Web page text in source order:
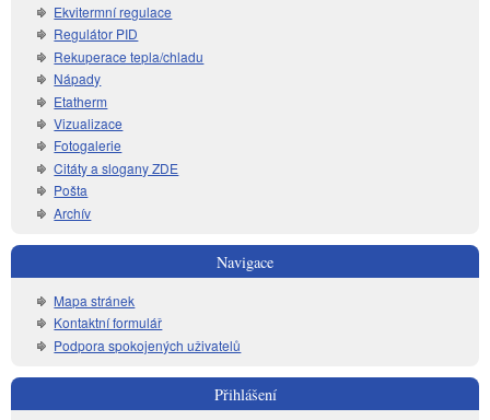
Ekvitermní regulace
Regulátor PID
Rekuperace tepla/chladu
Nápady
Etatherm
Vizualizace
Fotogalerie
Citáty a slogany ZDE
Pošta
Archív
Navigace
Mapa stránek
Kontaktní formulář
Podpora spokojených uživatelů
Přihlášení